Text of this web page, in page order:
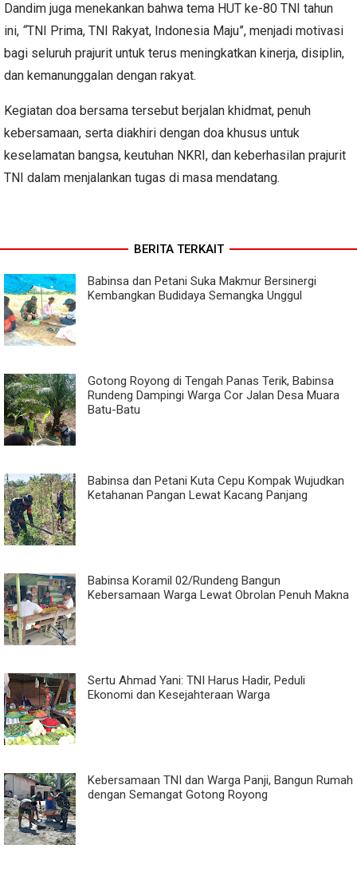
Dandim juga menekankan bahwa tema HUT ke-80 TNI tahun
ini, “TNI Prima, TNI Rakyat, Indonesia Maju”, menjadi motivasi
bagi seluruh prajurit untuk terus meningkatkan kinerja, disiplin,
dan kemanunggalan dengan rakyat.
Kegiatan doa bersama tersebut berjalan khidmat, penuh
kebersamaan, serta diakhiri dengan doa khusus untuk
keselamatan bangsa, keutuhan NKRI, dan keberhasilan prajurit
TNI dalam menjalankan tugas di masa mendatang.
BERITA TERKAIT
Babinsa dan Petani Suka Makmur Bersinergi
Kembangkan Budidaya Semangka Unggul
Gotong Royong di Tengah Panas Terik, Babinsa
Rundeng Dampingi Warga Cor Jalan Desa Muara
Batu-Batu
Babinsa dan Petani Kuta Cepu Kompak Wujudkan
Ketahanan Pangan Lewat Kacang Panjang
Babinsa Koramil 02/Rundeng Bangun
Kebersamaan Warga Lewat Obrolan Penuh Makna
Sertu Ahmad Yani: TNI Harus Hadir, Peduli
Ekonomi dan Kesejahteraan Warga
Kebersamaan TNI dan Warga Panji, Bangun Rumah
dengan Semangat Gotong Royong